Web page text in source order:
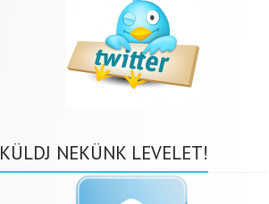
KÜLDJ NEKÜNK LEVELET!